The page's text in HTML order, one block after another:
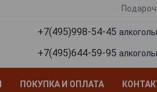
+7(495)998-54-45
+7(495)644-59-95
ПОКУПКА И ОПЛАТА